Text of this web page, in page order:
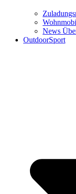
News
OutdoorSport